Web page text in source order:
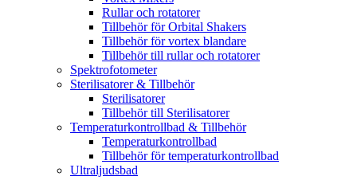
Rullar och rotatorer
Tillbehör för Orbital Shakers
Tillbehör för vortex blandare
Tillbehör till rullar och rotatorer
Spektrofotometer
Sterilisatorer & Tillbehör
Sterilisatorer
Tillbehör till Sterilisatorer
Temperaturkontrollbad & Tillbehör
Temperaturkontrollbad
Tillbehör för temperaturkontrollbad
Ultraljudsbad